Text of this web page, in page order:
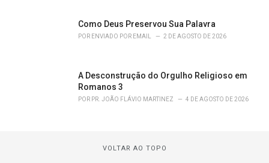
Como Deus Preservou Sua Palavra
POR ENVIADO POR EMAIL 2 DE AGOSTO DE 2026
A Desconstrução do Orgulho Religioso em
Romanos 3
POR PR. JOÃO FLÁVIO MARTINEZ 4 DE AGOSTO DE 2026
VOLTAR AO TOPO